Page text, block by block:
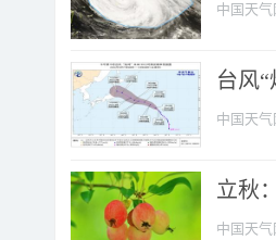
中国天气
台风
中国天气
立秋
中国天气